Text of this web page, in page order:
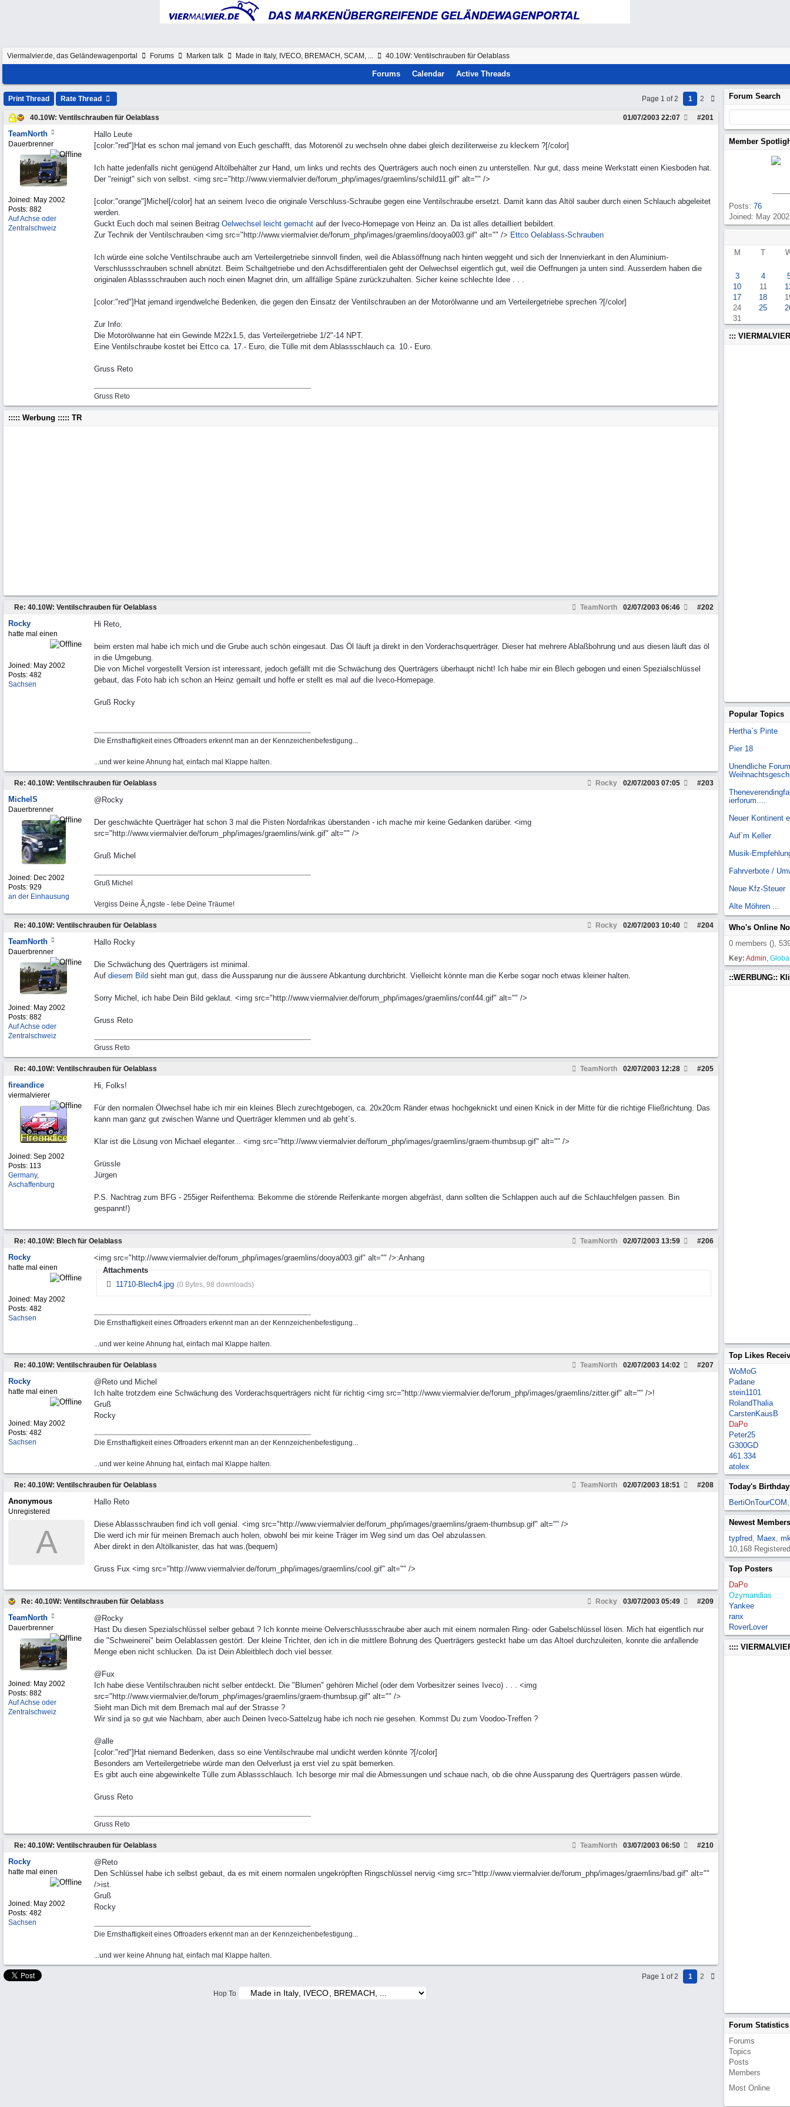
Viermalvier.de, das Geländewagenportal Forums Marken talk Made in Italy, IVECO, BREMACH, SCAM, ... 40.10W: Ventilschrauben für Oelablass
Forums Calendar Active Threads
Print Thread Rate Thread Page 1 of 2 1 2
40.10W: Ventilschrauben für Oelablass #201
01/07/2003 22:07
TeamNorth
Dauerbrenner
Joined: May 2002
Posts: 882
Auf Achse oder
Zentralschweiz
Hallo Leute
[color:"red"]Hat es schon mal jemand von Euch geschafft, das Motorenöl zu wechseln ohne dabei gleich deziliterweise zu kleckern ?[/color]
Ich hatte jedenfalls nicht genügend Altölbehälter zur Hand, um links und rechts des Querträgers auch noch einen zu unterstellen. Nur gut, dass meine Werkstatt einen Kiesboden hat.
Der "reinigt" sich von selbst. <img src="http://www.viermalvier.de/forum_php/images/graemlins/schild11.gif" alt="" />
[color:"orange"]Michel[/color] hat an seinem Iveco die originale Verschluss-Schraube gegen eine Ventilschraube ersetzt. Damit kann das Altöl sauber durch einen Schlauch abgeleitet
werden.
Guckt Euch doch mal seinen Beitrag Oelwechsel leicht gemacht auf der Iveco-Homepage von Heinz an. Da ist alles detailliert bebildert.
Zur Technik der Ventilschrauben <img src="http://www.viermalvier.de/forum_php/images/graemlins/dooya003.gif" alt="" /> Ettco Oelablass-Schrauben
Ich würde eine solche Ventilschraube auch am Verteilergetriebe sinnvoll finden, weil die Ablassöffnung nach hinten weggeht und sich der Innenvierkant in den Aluminium-
Verschlussschrauben schnell abnützt. Beim Schaltgetriebe und den Achsdifferentialen geht der Oelwechsel eigentlich gut, weil die Oeffnungen ja unten sind. Ausserdem haben die
originalen Ablassschrauben auch noch einen Magnet drin, um allfällige Späne zurückzuhalten. Sicher keine schlechte Idee . . .
[color:"red"]Hat jemand irgendwelche Bedenken, die gegen den Einsatz der Ventilschrauben an der Motorölwanne und am Verteilergetriebe sprechen ?[/color]
Zur Info:
Die Motorölwanne hat ein Gewinde M22x1.5, das Verteilergetriebe 1/2"-14 NPT.
Eine Ventilschraube kostet bei Ettco ca. 17.- Euro, die Tülle mit dem Ablassschlauch ca. 10.- Euro.
Gruss Reto
Gruss Reto
::::: Werbung ::::: TR
Re: 40.10W: Ventilschrauben für Oelablass TeamNorth #202
02/07/2003 06:46
Rocky
hatte mal einen
Joined: May 2002
Posts: 482
Sachsen
Hi Reto,
beim ersten mal habe ich mich und die Grube auch schön eingesaut. Das Öl läuft ja direkt in den Vorderachsquerträger. Dieser hat mehrere Ablaßbohrung und aus diesen läuft das öl
in die Umgebung.
Die von Michel vorgestellt Version ist interessant, jedoch gefällt mit die Schwächung des Querträgers überhaupt nicht! Ich habe mir ein Blech gebogen und einen Spezialschlüssel
gebaut, das Foto hab ich schon an Heinz gemailt und hoffe er stellt es mal auf die Iveco-Homepage.
Gruß Rocky
Die Ernsthaftigkeit eines Offroaders erkennt man an der Kennzeichenbefestigung...
...und wer keine Ahnung hat, einfach mal Klappe halten.
Re: 40.10W: Ventilschrauben für Oelablass Rocky #203
02/07/2003 07:05
MichelS
Dauerbrenner
Joined: Dec 2002
Posts: 929
an der Einhausung
@Rocky
Der geschwächte Querträger hat schon 3 mal die Pisten Nordafrikas überstanden - ich mache mir keine Gedanken darüber. <img
src="http://www.viermalvier.de/forum_php/images/graemlins/wink.gif" alt="" />
Gruß Michel
Gruß Michel
Vergiss Deine Ã„ngste - lebe Deine Träume!
Re: 40.10W: Ventilschrauben für Oelablass Rocky #204
02/07/2003 10:40
TeamNorth
Dauerbrenner
Joined: May 2002
Posts: 882
Auf Achse oder
Zentralschweiz
Hallo Rocky
Die Schwächung des Querträgers ist minimal.
Auf diesem Bild sieht man gut, dass die Aussparung nur die äussere Abkantung durchbricht. Vielleicht könnte man die Kerbe sogar noch etwas kleiner halten.
Sorry Michel, ich habe Dein Bild geklaut. <img src="http://www.viermalvier.de/forum_php/images/graemlins/conf44.gif" alt="" />
Gruss Reto
Gruss Reto
Re: 40.10W: Ventilschrauben für Oelablass TeamNorth #205
02/07/2003 12:28
fireandice
viermalvierer
Joined: Sep 2002
Posts: 113
Germany,
Aschaffenburg
Hi, Folks!
Für den normalen Ölwechsel habe ich mir ein kleines Blech zurechtgebogen, ca. 20x20cm Ränder etwas hochgeknickt und einen Knick in der Mitte für die richtige Fließrichtung. Das
kann man ganz gut zwischen Wanne und Querträger klemmen und ab geht´s.
Klar ist die Lösung von Michael eleganter... <img src="http://www.viermalvier.de/forum_php/images/graemlins/graem-thumbsup.gif" alt="" />
Grüssle
Jürgen
P.S. Nachtrag zum BFG - 255iger Reifenthema: Bekomme die störende Reifenkante morgen abgefräst, dann sollten die Schlappen auch auf die Schlauchfelgen passen. Bin
gespannt!)
Re: 40.10W: Blech für Oelablass TeamNorth #206
02/07/2003 13:59
Rocky
hatte mal einen
Joined: May 2002
Posts: 482
Sachsen
<img src="http://www.viermalvier.de/forum_php/images/graemlins/dooya003.gif" alt="" />:Anhang
Attachments
11710-Blech4.jpg (0 Bytes, 98 downloads)
Die Ernsthaftigkeit eines Offroaders erkennt man an der Kennzeichenbefestigung...
...und wer keine Ahnung hat, einfach mal Klappe halten.
Re: 40.10W: Ventilschrauben für Oelablass TeamNorth #207
02/07/2003 14:02
Rocky
hatte mal einen
Joined: May 2002
Posts: 482
Sachsen
@Reto und Michel
Ich halte trotzdem eine Schwächung des Vorderachsquerträgers nicht für richtig <img src="http://www.viermalvier.de/forum_php/images/graemlins/zitter.gif" alt="" />!
Gruß
Rocky
Die Ernsthaftigkeit eines Offroaders erkennt man an der Kennzeichenbefestigung...
...und wer keine Ahnung hat, einfach mal Klappe halten.
Re: 40.10W: Ventilschrauben für Oelablass TeamNorth #208
02/07/2003 18:51
Anonymous
Unregistered
A
Hallo Reto
Diese Ablassschrauben find ich voll genial. <img src="http://www.viermalvier.de/forum_php/images/graemlins/graem-thumbsup.gif" alt="" />
Die werd ich mir für meinen Bremach auch holen, obwohl bei mir keine Träger im Weg sind um das Oel abzulassen.
Aber direkt in den Altölkanister, das hat was.(bequem)
Gruss Fux <img src="http://www.viermalvier.de/forum_php/images/graemlins/cool.gif" alt="" />
Re: 40.10W: Ventilschrauben für Oelablass Rocky #209
03/07/2003 05:49
TeamNorth
Dauerbrenner
Joined: May 2002
Posts: 882
Auf Achse oder
Zentralschweiz
@Rocky
Hast Du diesen Spezialschlüssel selber gebaut ? Ich konnte meine Oelverschlussschraube aber auch mit einem normalen Ring- oder Gabelschlüssel lösen. Mich hat eigentlich nur
die "Schweinerei" beim Oelablassen gestört. Der kleine Trichter, den ich in die mittlere Bohrung des Querträgers gesteckt habe um das Altoel durchzuleiten, konnte die anfallende
Menge eben nicht schlucken. Da ist Dein Ableitblech doch viel besser.
@Fux
Ich habe diese Ventilschrauben nicht selber entdeckt. Die "Blumen" gehören Michel (oder dem Vorbesitzer seines Iveco) . . . <img
src="http://www.viermalvier.de/forum_php/images/graemlins/graem-thumbsup.gif" alt="" />
Sieht man Dich mit dem Bremach mal auf der Strasse ?
Wir sind ja so gut wie Nachbarn, aber auch Deinen Iveco-Sattelzug habe ich noch nie gesehen. Kommst Du zum Voodoo-Treffen ?
@alle
[color:"red"]Hat niemand Bedenken, dass so eine Ventilschraube mal undicht werden könnte ?[/color]
Besonders am Verteilergetriebe würde man den Oelverlust ja erst viel zu spät bemerken.
Es gibt auch eine abgewinkelte Tülle zum Ablassschlauch. Ich besorge mir mal die Abmessungen und schaue nach, ob die ohne Aussparung des Querträgers passen würde.
Gruss Reto
Gruss Reto
Re: 40.10W: Ventilschrauben für Oelablass TeamNorth #210
03/07/2003 06:50
Rocky
hatte mal einen
Joined: May 2002
Posts: 482
Sachsen
@Reto
Den Schlüssel habe ich selbst gebaut, da es mit einem normalen ungekröpften Ringschlüssel nervig <img src="http://www.viermalvier.de/forum_php/images/graemlins/bad.gif" alt=""
/>ist.
Gruß
Rocky
Die Ernsthaftigkeit eines Offroaders erkennt man an der Kennzeichenbefestigung...
...und wer keine Ahnung hat, einfach mal Klappe halten.
Page 1 of 2 1 2
Hop To
Forum Search
Member
Posts: 76
Joined: May 2002
M T
3 4
10
11
17
18
24
25
31
:::
Popular Topics
Hertha`s Pinte
Pier 18
Unendliche
ierforum....
Neuer Kontinent
Auf`m Keller
Musik-
Fahrverbote /
Neue Kfz-Steuer
Alte Möhren ...
Who's Online
0 members (),
Key: Admin,
::WERBUNG::
Top Likes
WoMoG
Padane
stein1101
RolandThalia
CarstenKausB
DaPo
Peter25
G300GD
461.334
atolex
Today's
BertiOnTourCOM
Newest Members
typfred, Maex,
10,168
Top Posters
DaPo
Ozymandias
Yankee
ranx
RoverLover
::::
Forum Statistics
Forums
Topics
Posts
Members
Most Online